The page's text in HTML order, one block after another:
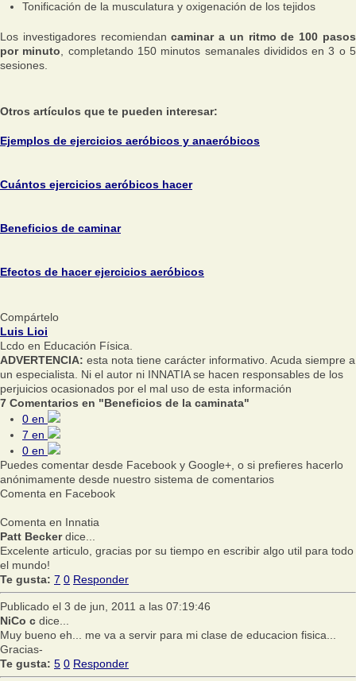
Tonificación de la musculatura y oxigenación de los tejidos
Los investigadores recomiendancaminar a un ritmo de 100 pasos
por minuto , completando 150 minutos semanales divididos en 3 o 5
sesiones.
Otros artículos que te pueden interesar:
Ejemplos de ejercicios aeróbicos y anaeróbicos
Cuántos ejercicios aeróbicos hacer
Beneficios de caminar
Efectos de hacer ejercicios aeróbicos
Compártelo
Luis Lioi
Lcdo en Educación Física.
ADVERTENCIA: esta nota tiene carácter informativo. Acuda siempre a
un especialista. Ni el autor ni INNATIA se hacen responsables de los
perjuicios ocasionados por el mal uso de esta información
7 Comentarios en "Beneficios de la caminata"
0 en
7 en
0 en
Puedes comentar desde Facebook y Google+, o si prefieres hacerlo
anónimamente desde nuestro sistema de comentarios
Comenta en Facebook
Comenta en Innatia
Patt Beckerdice...
Excelente articulo, gracias por su tiempo en escribir algo util para todo
el mundo!
Te gusta: 7 0 Responder
Publicado el 3 de jun, 2011 a las 07:19:46
NiCo c dice...
Muy bueno eh... me va a servir para mi clase de educacion fisica...
Gracias-
Te gusta: 5 0 Responder